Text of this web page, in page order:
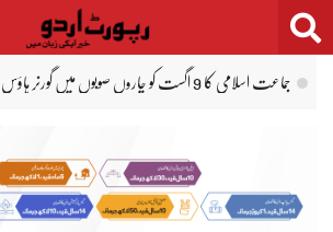
Skip
to
کراچی میں بی آر ٹی منصوبے کے لاٹ ٹو کا ٹھیکہ ختم